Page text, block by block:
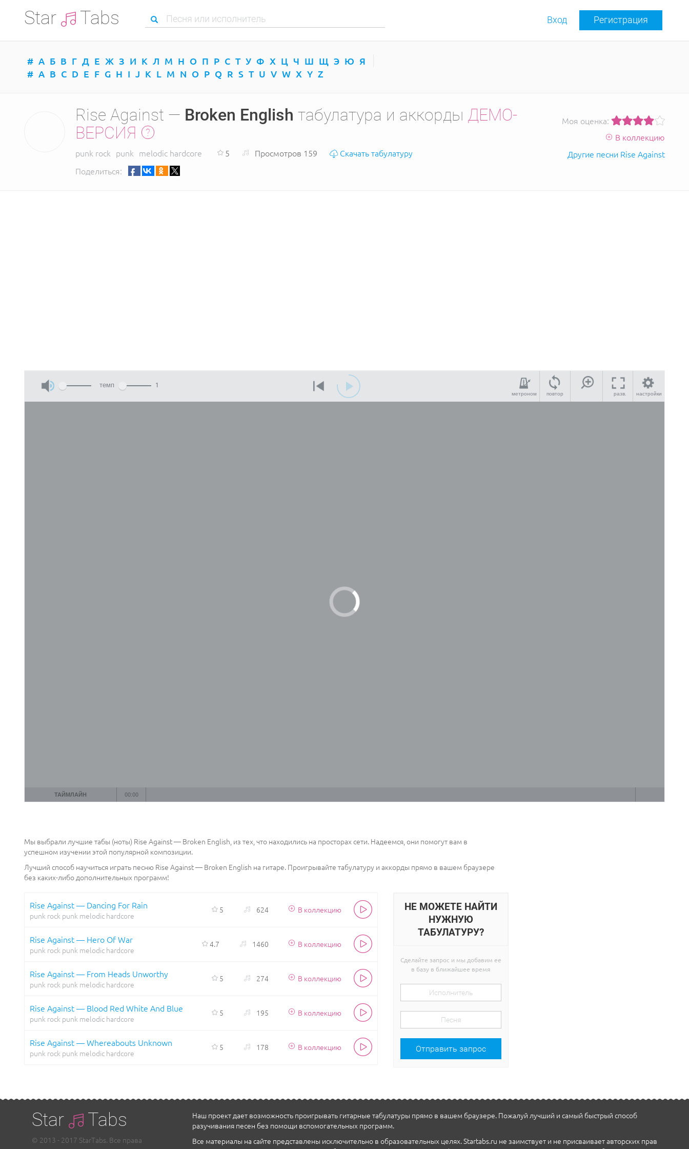
Star Tabs Вход Регистрация
# А Б В Г Д Е Ж З И К Л М Н О П Р С Т У Ф Х Ц Ч Ш Щ Э Ю Я
# A B C D E F G H I J K L M N O P Q R S T U V W X Y Z
Rise Against — Broken English табулатура и аккорды ДЕМО-
ВЕРСИЯ
punk rock punk melodic hardcore 5 Просмотров 159
Скачать табулатуру
Поделиться:
Моя оценка:
В коллекцию
Другие песни Rise Against
разв.
метроном повтор настройки
темп 1
ТАЙМЛАЙН 00:00
Мы выбрали лучшие табы (ноты) Rise Against — Broken English, из тех, что находились на просторах сети. Надеемся, они помогут вам в
успешном изучении этой популярной композиции.
Лучший способ научиться играть песню Rise Against — Broken English на гитаре. Проигрывайте табулатуру и аккорды прямо в вашем браузере
без каких-либо дополнительных программ!
Rise Against — Dancing For Rain
punk rock punk melodic hardcore
5 624 В коллекцию
Rise Against — Hero Of War
punk rock punk melodic hardcore
4.7 1460 В коллекцию
Rise Against — From Heads Unworthy
punk rock punk melodic hardcore
5 274 В коллекцию
Rise Against — Blood Red White And Blue
punk rock punk melodic hardcore
5 195 В коллекцию
Rise Against — Whereabouts Unknown
punk rock punk melodic hardcore
5 178 В коллекцию
НЕ МОЖЕТЕ НАЙТИ
НУЖНУЮ
ТАБУЛАТУРУ?
Сделайте запрос и мы добавим ее
в базу в ближайшее время
Отправить запрос
Star Tabs
© 2013 - 2017 StarTabs. Все права
Наш проект дает возможность проигрывать гитарные табулатуры прямо в вашем браузере. Пожалуй лучший и самый быстрый способ
разучивания песен без помощи вспомогательных программ.
Все материалы на сайте представлены исключительно в образовательных целях. Startabs.ru не заимствует и не присваивает авторских прав